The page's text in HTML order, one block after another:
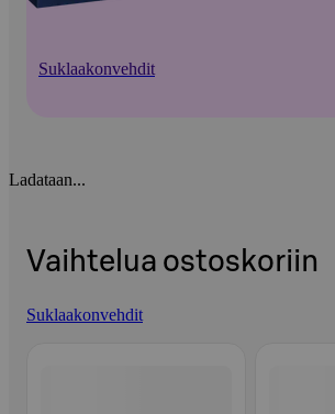
Suklaakonvehdit
Ladataan...
Vaihtelua ostoskoriin
Suklaakonvehdit